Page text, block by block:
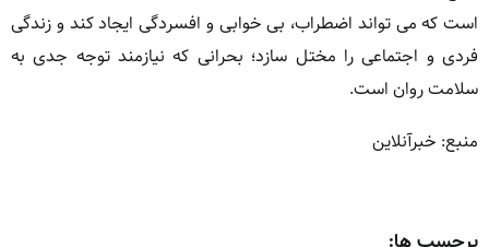
است که می تواند اضطراب، بی خوابی و افسردگی ایجاد کند و زندگی
فردی و اجتماعی را مختل سازد؛ بحرانی که نیازمند توجه جدی به
سلامت روان است.
منبع: خبرآنلاین